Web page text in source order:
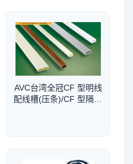
AVC台湾全冠CF 型明线
配线槽(压条)/CF 型隔离